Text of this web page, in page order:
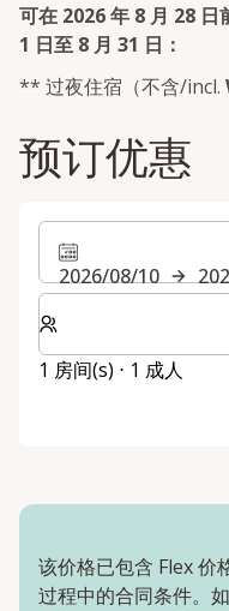
可在 2026 年 8 月 28 日
1 日至 8 月 31 日：
** 过夜住宿（不含/incl.
预订优惠
2026/08/10
选择房间数和入住人数
1 房间(s) ⋅ 1 成人
该价格已包含 Flex 价
过程中的合同条件。